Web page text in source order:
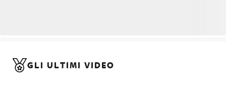
GLI ULTIMI VIDEO